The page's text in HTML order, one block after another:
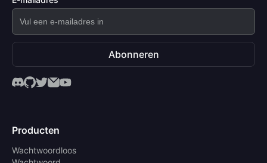
Abonneren
Producten
Wachtwoordloos